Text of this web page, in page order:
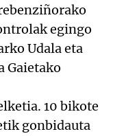
egingo
Udala eta
Gaietako
10 bikote
gonbidauta